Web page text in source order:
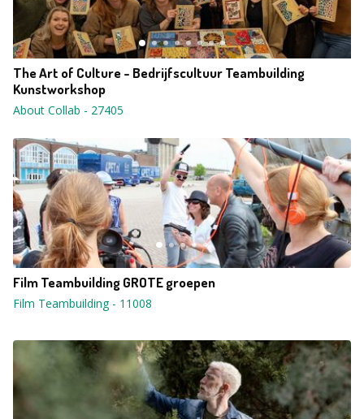
The Art of Culture - Bedrijfscultuur Teambuilding
Kunstworkshop
About Collab - 27405
Film Teambuilding GROTE groepen
Film Teambuilding- 11008